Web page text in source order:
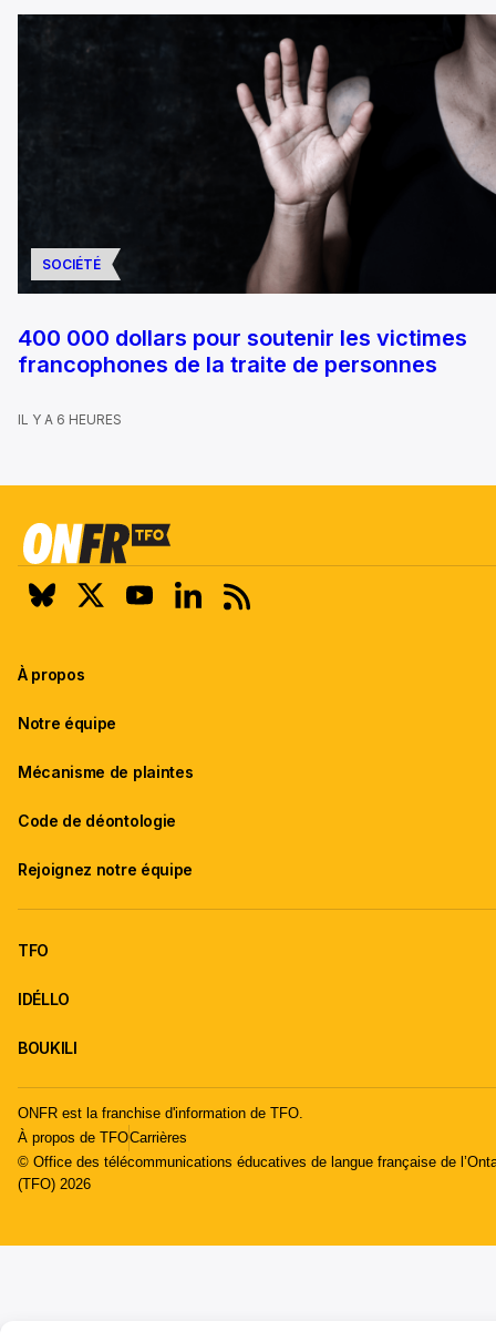
SOCIÉTÉ
400 000 dollars pour soutenir les victimes
francophones de la traite de personnes
IL Y A 6 HEURES
À propos
Notre équipe
Mécanisme de plaintes
Code de déontologie
Rejoignez notre équipe
TFO
IDÉLLO
BOUKILI
ONFR est la franchise d'information de TFO.
À propos de TFOCarrières
© Office des télécommunications éducatives de langue française de
(TFO) 2026